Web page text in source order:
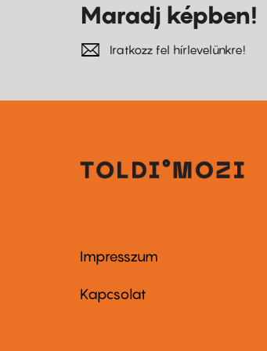
Maradj képben!
Iratkozz fel hírlevelünkre!
Footer
menu
Impresszum
Kapcsolat